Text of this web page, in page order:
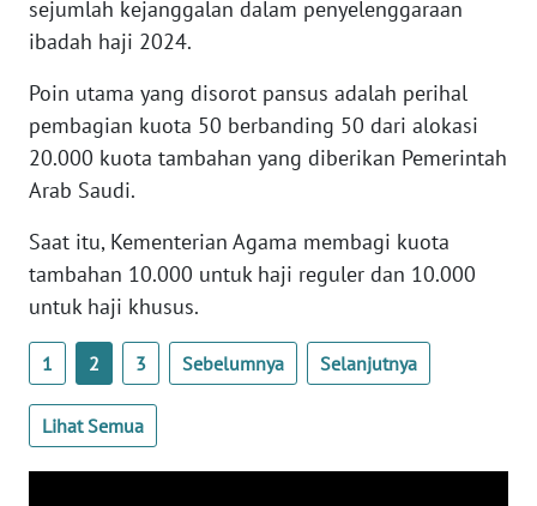
sejumlah kejanggalan dalam penyelenggaraan
ibadah haji 2024.
Poin utama yang disorot pansus adalah perihal
pembagian kuota 50 berbanding 50 dari alokasi
20.000 kuota tambahan yang diberikan Pemerintah
Arab Saudi.
Saat itu, Kementerian Agama membagi kuota
tambahan 10.000 untuk haji reguler dan 10.000
untuk haji khusus.
1 2 3 Sebelumnya Selanjutnya
Lihat Semua
BANTEN
NTT
WN
KEPRI
WN
PAPUA
WN
PAPUA